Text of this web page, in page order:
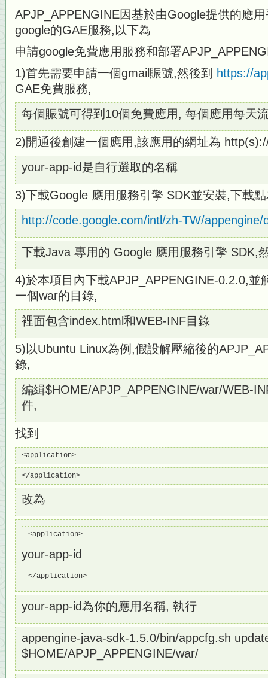
APJP_APPENGINE因基於由Google提供的應
google的GAE服務,以下為
申請google免費應用服務和部署
1)首先需要申請一個gmail賑號,然後到
https://
GAE免費服務,
每個賑號可得到10個免費應用, 每個應用每天
2)開通後創建一個應用,該應用的網址為
your-app-id是自行選取的名稱
3)下載Google 應用服務引擎 SDK並安裝,下載
http://code.google.com/intl/zh-TW/appengine/
下載Java 專用的 Google 應用服務引擎 SDK,
4)於本項目內下載APJP_APPENGINE-0.2.0,並
一個war的目錄,
裡面包含index.html和WEB-INF目錄
5)以Ubuntu Linux為例,假設解壓縮後的
錄,
編緝$HOME/APJP_APPENGINE/war/WEB-
件,
找到
<application>
</application>
改為
<application>
your-app-id
</application>
your-app-id為你的應用名稱, 執行
appengine-java-sdk-1.5.0/bin/appcfg.sh
$HOME/APJP_APPENGINE/war/